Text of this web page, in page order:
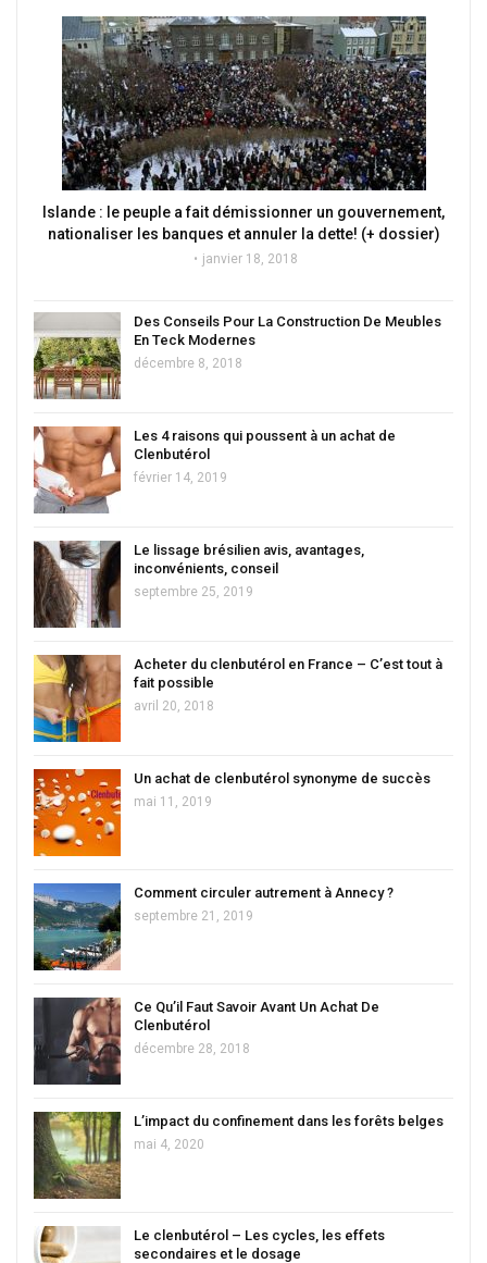
Islande : le peuple a fait démissionner un gouvernement,
nationaliser les banques et annuler la dette! (+ dossier)
janvier 18, 2018
Des Conseils Pour La Construction De Meubles
En Teck Modernes
décembre 8, 2018
Les 4 raisons qui poussent à un achat de
Clenbutérol
février 14, 2019
Le lissage brésilien avis, avantages,
inconvénients, conseil
septembre 25, 2019
Acheter du clenbutérol en France – C’est tout à
fait possible
avril 20, 2018
Un achat de clenbutérol synonyme de succès
mai 11, 2019
Comment circuler autrement à Annecy ?
septembre 21, 2019
Ce Qu’il Faut Savoir Avant Un Achat De
Clenbutérol
décembre 28, 2018
L’impact du confinement dans les forêts belges
mai 4, 2020
Le clenbutérol – Les cycles, les effets
secondaires et le dosage